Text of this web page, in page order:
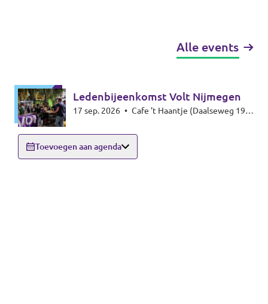
Alle events
Ledenbijeenkomst Volt Nijmegen
17 sep. 2026 •
Toevoegen aan agenda